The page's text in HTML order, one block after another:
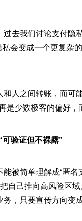
去我们讨论支付隐
会变成一个更复杂
人之间转账，而可
少数极客的偏好，
验证但不裸露”
被简单理解成“匿
把自己推向高风险
，只要宣传方向变